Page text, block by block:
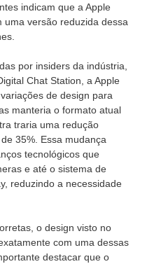
indicam que a Apple
versão reduzida dessa
por insiders da indústria,
Chat Station, a Apple
de design para
manteria o formato atual
traria uma redução
35%. Essa mudança
tecnológicos que
e até o sistema de
reduzindo a necessidade
o design visto no
com uma dessas
destacar que o